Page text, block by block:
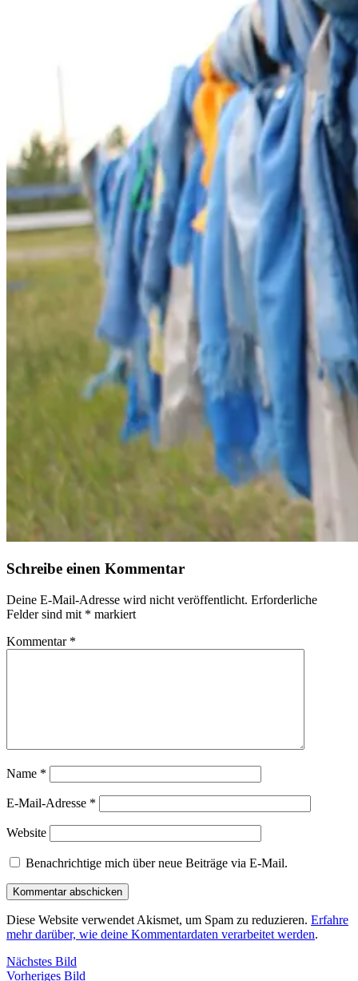
Schreibe einen Kommentar
Deine E-Mail-Adresse wird nicht veröffentlicht. Erforderliche
Felder sind mit * markiert
Kommentar *
Name *
E-Mail-Adresse *
Website
Benachrichtige mich über neue Beiträge via E-Mail.
Diese Website verwendet Akismet, um Spam zu reduzieren. Erfahre
mehr darüber, wie deine Kommentardaten verarbeitet werden.
Nächstes Bild
Vorheriges Bild